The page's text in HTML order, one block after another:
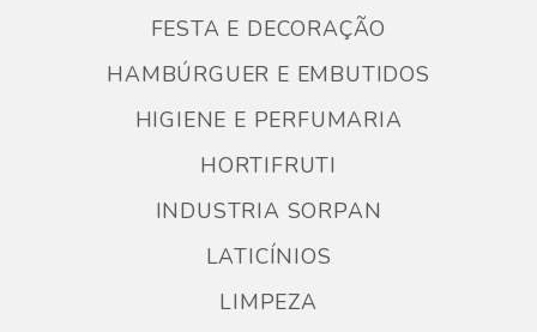
FESTA E DECORAÇÃO
HAMBÚRGUER E EMBUTIDOS
HIGIENE E PERFUMARIA
HORTIFRUTI
INDUSTRIA SORPAN
LATICÍNIOS
LIMPEZA